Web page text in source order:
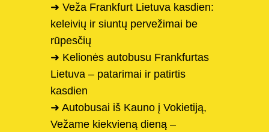
➜ Veža Frankfurt Lietuva kasdien:
keleivių ir siuntų pervežimai be
rūpesčių
➜ Kelionės autobusu Frankfurtas
Lietuva – patarimai ir patirtis
kasdien
➜ Autobusai iš Kauno į Vokietiją,
Vežame kiekvieną dieną –